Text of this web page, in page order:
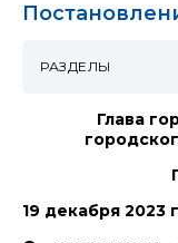
Глава
19 декабря 2023
РАЗДЕЛЫ